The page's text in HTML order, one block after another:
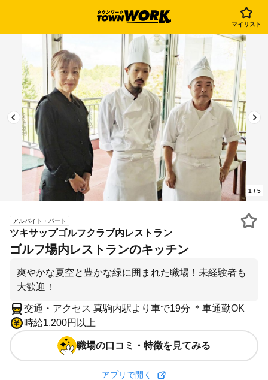
マイリスト
1 / 5
アルバイト・パート
ツキサップゴルフクラブ内レストラン
ゴルフ場内レストランのキッチン
爽やかな夏空と豊かな緑に囲まれた職場！未経験者も
大歓迎！
交通・アクセス 真駒内駅より車で19分 ＊車通勤OK
時給1,200円以上
職場の口コミ・特徴を見てみる
アプリで開く